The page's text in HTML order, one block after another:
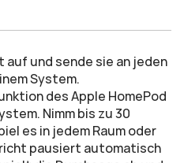
auf und sende sie an jeden
System.
des Apple HomePod
Nimm bis zu 30
es in jedem Raum oder
pausiert automatisch